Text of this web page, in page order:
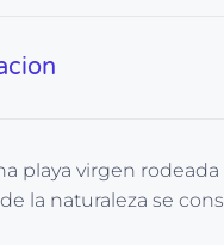
playa virgen
la naturaleza se